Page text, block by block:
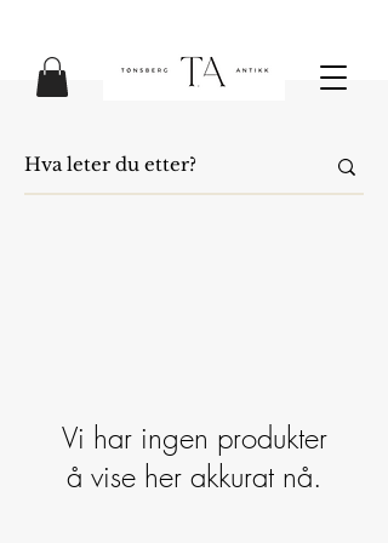
Vi har ingen produkter
å vise her akkurat nå.